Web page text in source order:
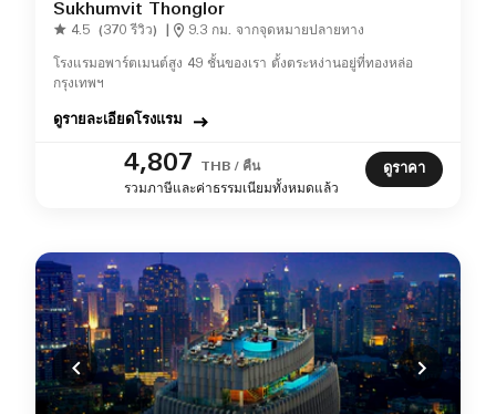
Sukhumvit Thonglor
4.5 (370 รีวิว) 9.3 กม. จากจุดหมายปลายทาง
โรงแรมอพาร์ตเมนต์สูง 49 ชั้นของเรา ตั้งตระหง่านอยู่ที่ทองหล่อ
กรุงเทพฯ
ดูรายละเอียดโรงแรม
4,807
THB / คืน
รวมภาษีและค่าธรรมเนียมทั้งหมดแล้ว
ดูราคา